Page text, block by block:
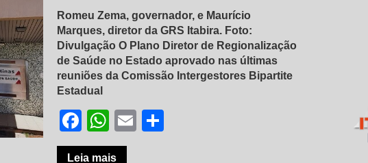
Romeu Zema, governador, e Maurício
Marques, diretor da GRS Itabira. Foto:
Divulgação O Plano Diretor de Regionalização
de Saúde no Estado aprovado nas últimas
reuniões da Comissão Intergestores Bipartite
Estadual
Facebook
WhatsApp
Email
Leia mais